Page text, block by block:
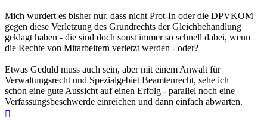
Mich wurdert es bisher nur, dass nicht Prot-In oder die DPVKOM
gegen diese Verletzung des Grundrechts der Gleichbehandlung
geklagt haben - die sind doch sonst immer so schnell dabei, wenn
die Rechte von Mitarbeitern verletzt werden - oder?
Etwas Geduld muss auch sein, aber mit einem Anwalt für
Verwaltungsrecht und Spezialgebiet Beamtenrecht, sehe ich
schon eine gute Aussicht auf einen Erfolg - parallel noch eine
Verfassungsbeschwerde einreichen und dann einfach abwarten.